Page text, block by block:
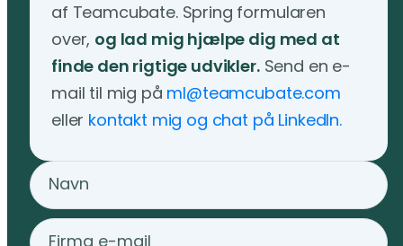
af Teamcubate. Spring formularen
over, og lad mig hjælpe dig med at
finde den rigtige udvikler.Send en e-
mail til mig på ml@teamcubate.com
eller kontakt mig og chat på Linkedln.